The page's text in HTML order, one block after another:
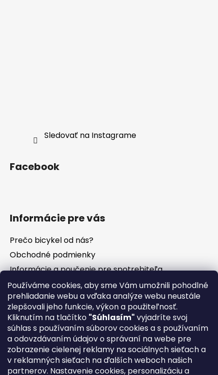
Používáme cookies, aby sme Vám umožnili pohodlné
prehliadanie webu a vďaka analýze webu neustále
zlepšovali jeho funkcie, výkon a použiteľnosť.
Kliknutím na tlačítko "Súhlasím" vyjadríte svoj
súhlas s používaním súborov cookies a s používaním
a odovzdávaním údajov o správaní na webe pre
zobrazenie cielenej reklamy na sociálnych sieťach a
v reklamných sieťach na ďalších weboch našich
partnerov. Nastavenie cookies, personalizáciu a
Sledovať na Instagrame
Facebook
Informácie pre vás
Prečo bicykel od nás?
Obchodné podmienky
Informácie a poučenie pre spotrebiteľa
Vrátenie tovaru - odstúpenie od zmluvy
Ochrana osobných údajov
Súbory cookies
Formuláre na stiahnutie
Reklamačný poriadok
Napíšte nám
Kontakty